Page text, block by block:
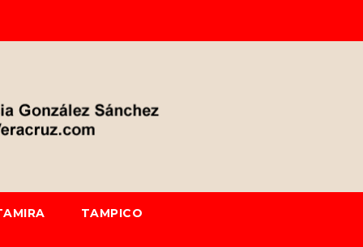
TAMPICO